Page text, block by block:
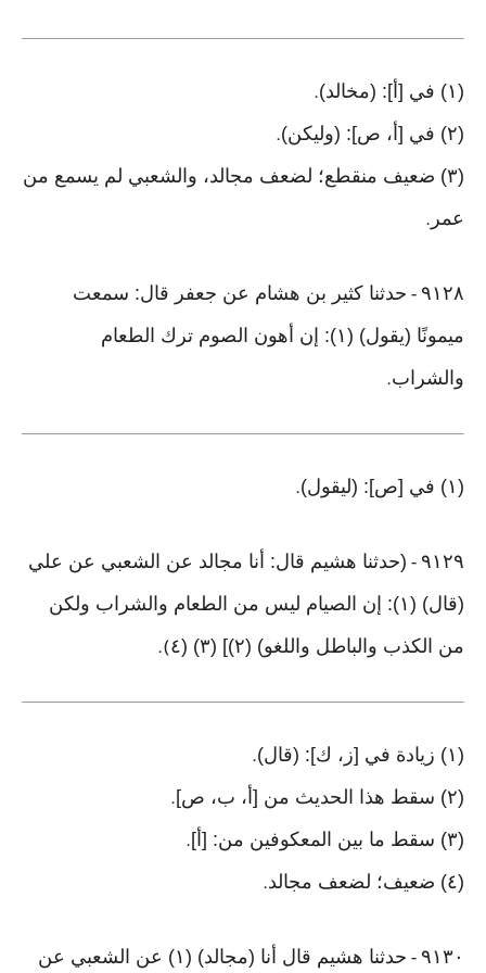
(١) في [أ]: (مخالد) .
(٢) في [أ، ص]: (وليكن) .
(٣) ضعيف منقطع؛ لضعف مجالد، والشعبي لم يسمع من
عمر .
٩١٢٨ - حدثنا كثير بن هشام عن جعفر قال: سمعت
ميمونًا (يقول) (١): إن أهون الصوم ترك الطعام
والشراب.
(١) في [ص]: (ليقول) .
٩١٢٩ - (حدثنا هشيم قال: أنا مجالد عن الشعبي عن علي
(قال) (١): إن الصيام ليس من الطعام والشراب ولكن
من الكذب والباطل واللغو) (٢)] (٣) (٤
).
(١) زيادة في [ز، ك]: (قال) .
(٢) سقط هذا الحديث من [أ، ب، ص] .
(٣) سقط ما بين المعكوفين من: [أ] .
(٤) ضعيف؛ لضعف مجالد .
٩١٣٠ - حدثنا هشيم قال أنا (مجالد) (١) عن الشعبي عن